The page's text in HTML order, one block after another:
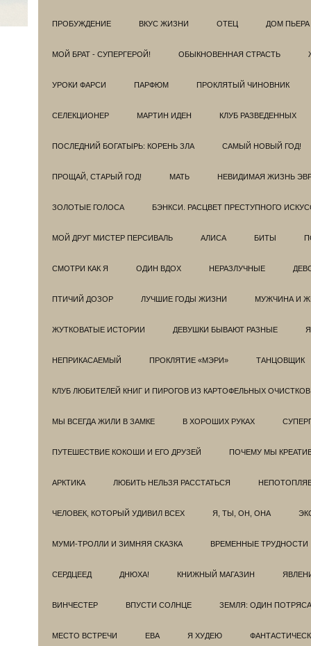
ПРОБУЖДЕНИЕ ВКУС ЖИЗНИ ОТЕЦ ДОМ ПЬЕРА
МОЙ БРАТ - СУПЕРГЕРОЙ! ОБЫКНОВЕННАЯ СТРАСТЬ
УРОКИ ФАРСИ ПАРФЮМ ПРОКЛЯТЫЙ ЧИНОВНИК
СЕЛЕКЦИОНЕР МАРТИН ИДЕН КЛУБ РАЗВЕДEННЫХ
ПОСЛЕДНИЙ БОГАТЫРЬ: КОРЕНЬ ЗЛА САМЫЙ НОВЫЙ ГОД!
ПРОЩАЙ, СТАРЫЙ ГОД! МАТЬ НЕВИДИМАЯ ЖИЗНЬ
ЗОЛОТЫЕ ГОЛОСА БЭНКСИ. РАСЦВЕТ ПРЕСТУПНОГО
МОЙ ДРУГ МИСТЕР ПЕРСИВАЛЬ АЛИСА БИТЫ
СМОТРИ КАК Я ОДИН ВДОХ НЕРАЗЛУЧНЫЕ
ПТИЧИЙ ДОЗОР ЛУЧШИЕ ГОДЫ ЖИЗНИ МУЖЧИНА И
ЖУТКОВАТЫЕ ИСТОРИИ ДЕВУШКИ БЫВАЮТ РАЗНЫЕ
НЕПРИКАСАЕМЫЙ ПРОКЛЯТИЕ «МЭРИ» ТАНЦОВЩИК
КЛУБ ЛЮБИТЕЛЕЙ КНИГ И ПИРОГОВ ИЗ КАРТОФЕЛЬНЫХ ОЧИСТКОВ
МЫ ВСЕГДА ЖИЛИ В ЗАМКЕ В ХОРОШИХ РУКАХ
ПУТЕШЕСТВИЕ КОКОШИ И ЕГО ДРУЗЕЙ ПОЧЕМУ МЫ
АРКТИКА ЛЮБИТЬ НЕЛЬЗЯ РАССТАТЬСЯ
ЧЕЛОВЕК, КОТОРЫЙ УДИВИЛ ВСЕХ Я, ТЫ, ОН, ОНА
МУМИ-ТРОЛЛИ И ЗИМНЯЯ СКАЗКА ВРЕМЕННЫЕ ТРУДНОСТИ
СЕРДЦЕЕД ДНЮХА! КНИЖНЫЙ МАГАЗИН
ВИНЧЕСТЕР ВПУСТИ СОЛНЦЕ ЗЕМЛЯ: ОДИН
МЕСТО ВСТРЕЧИ ЕВА Я ХУДЕЮ